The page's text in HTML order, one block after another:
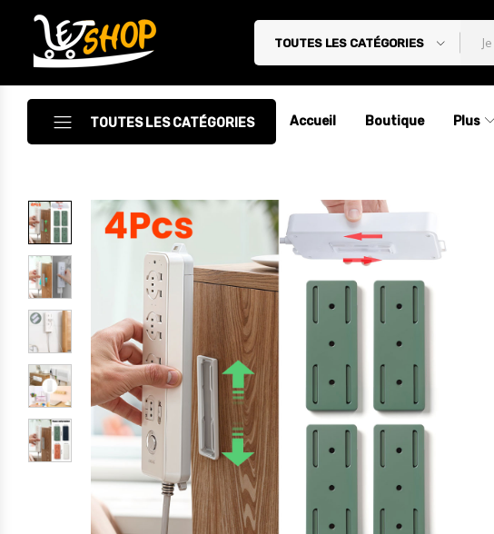
Letshop.dz
TOUTES LES CATÉGORIES
TOUTES LES CATÉGORIES
Accessoires
Accessoires Auto/Moto
Accessoires PC
Camping & Randonnée
Cuisine
Décoration
Electroménager
Électronique
Jouets
Maternité
Accueil Boutique Plus